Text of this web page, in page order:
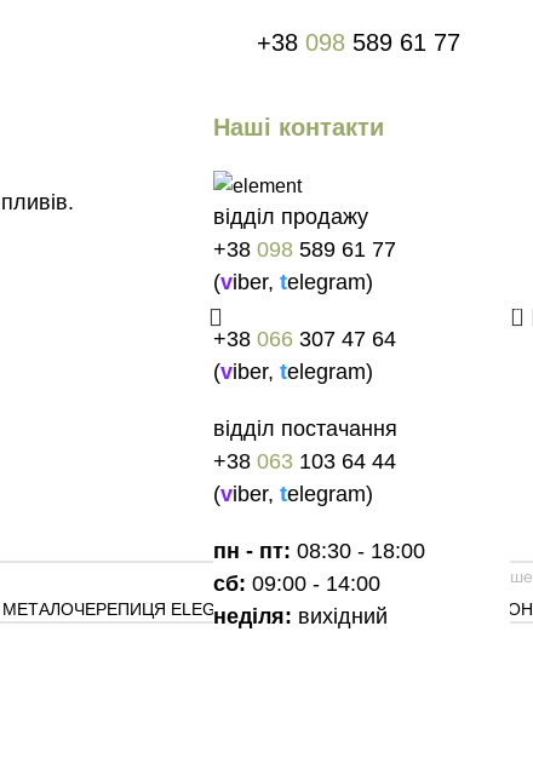
+38098589 61 77
Наші контакти
відділ продажу
+38 098 589 61 77
(viber, telegram)
+38 066 307 47 64
(viber, telegram)
відділ постачання
+38 063 103 64 44
(viber, telegram)
пн - пт: 08:30 - 18:00
сб: 09:00 - 14:00
неділя: вихідний
0
Старіше
МЕТАЛОЧЕРЕПИЦЯ ELEGANT, с. СТРУМІВКА, ЛУЦЬКИЙ РАЙОН